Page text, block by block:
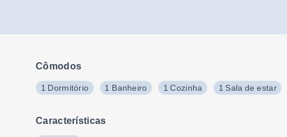
Cômodos
1 Dormitório 1 Banheiro 1 Cozinha 1 Sala de estar
Características